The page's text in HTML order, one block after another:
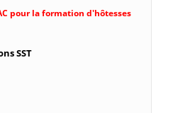
pour la formation d'hôtesses
SST